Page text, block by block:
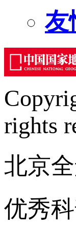
友
rights
北京
优秀